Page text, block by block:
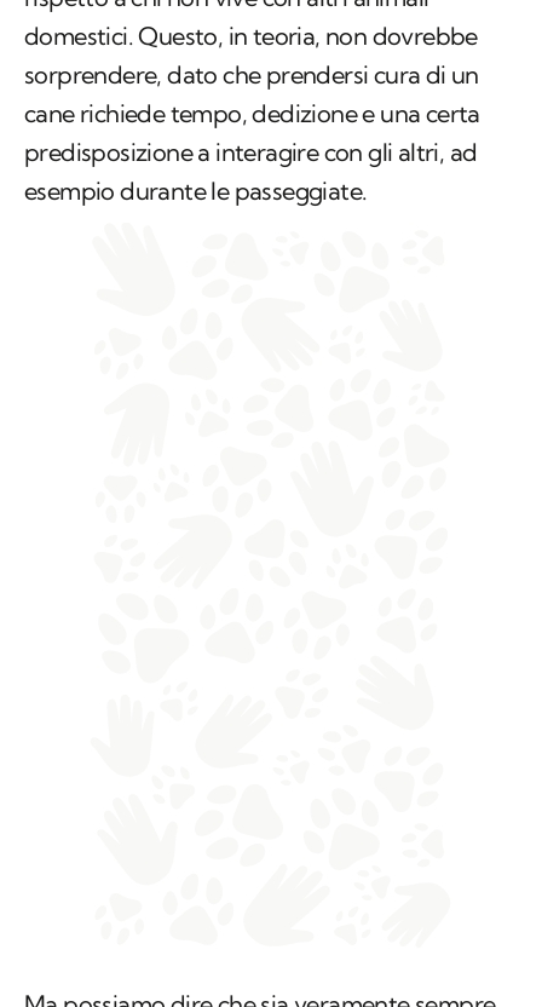
cane richiede tempo, dedizione e una certa
predisposizione a interagire con gli altri, ad
esempio durante le passeggiate.